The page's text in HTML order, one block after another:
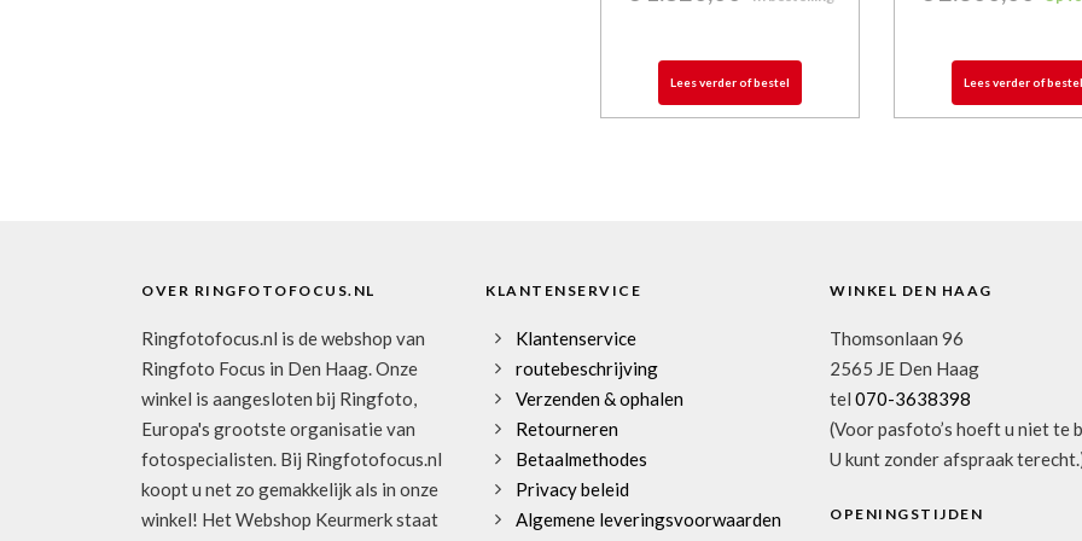
Lees verder of bestel Lees verder of bestel
OVER RINGFOTOFOCUS.NL
Ringfotofocus.nl is de webshop van
Ringfoto Focus in Den Haag. Onze
winkel is aangesloten bij Ringfoto,
Europa's grootste organisatie van
fotospecialisten. Bij Ringfotofocus.nl
koopt u net zo gemakkelijk als in onze
winkel! Het Webshop Keurmerk staat
KLANTENSERVICE
Klantenservice
routebeschrijving
Verzenden & ophalen
Retourneren
Betaalmethodes
Privacy beleid
Algemene leveringsvoorwaarden
WINKEL DEN HAAG
Thomsonlaan 96
2565 JE Den Haag
tel 070-3638398
(Voor pasfoto’s hoeft u niet te
U kunt zonder afspraak
OPENINGSTIJDEN